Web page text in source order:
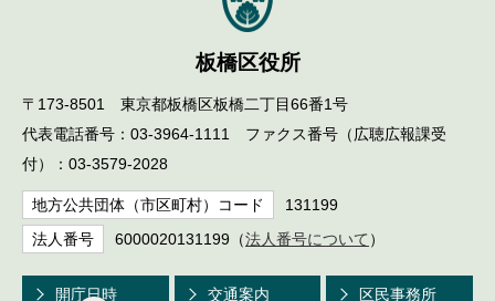
板橋区役所
〒173-8501 東京都板橋区板橋二丁目66番1号
代表電話番号：03-3964-1111 ファクス番号（広聴広報課受
付）：03-3579-2028
地方公共団体（市区町村）コード 131199
法人番号 6000020131199（法人番号について ）
開庁日時 交通案内 区民事務所